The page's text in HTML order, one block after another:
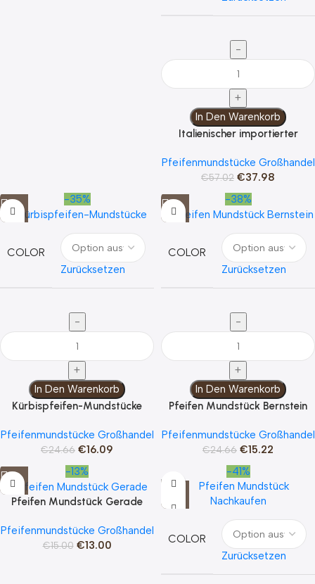
There are 25 types of curved handles and wooden
There are 77 types of curved handle and pointed type
1
In Den Warenkorb
Italienischer importierter
Mundstück
Pfeifenmundstücke Großhandel
€57.02 €37.98
-35%
COLOR
Zurücksetzen
In Den Warenkorb
Kürbispfeifen-Mundstücke
Pfeifenmundstücke Großhandel
€24.66 €16.09
-38%
COLOR
Zurücksetzen
In Den Warenkorb
Pfeifen Mundstück Bernstein
Pfeifenmundstücke Großhandel
€24.66 €15.22
-13%
Pfeifen Mundstück Gerade
Pfeifenmundstücke Großhandel
€15.00 €13.00
-41%
COLOR
Zurücksetzen